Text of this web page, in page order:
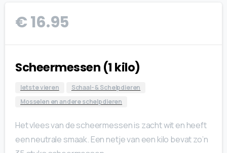
€16.95
Scheermessen (1 kilo)
Iets te vieren
Schaal- & Schelpdieren
Mosselen en andere schelpdieren
Het vlees van de scheermessen is zacht wit en heeft
een neutrale smaak. Een netje van een kilo bevat zo’n